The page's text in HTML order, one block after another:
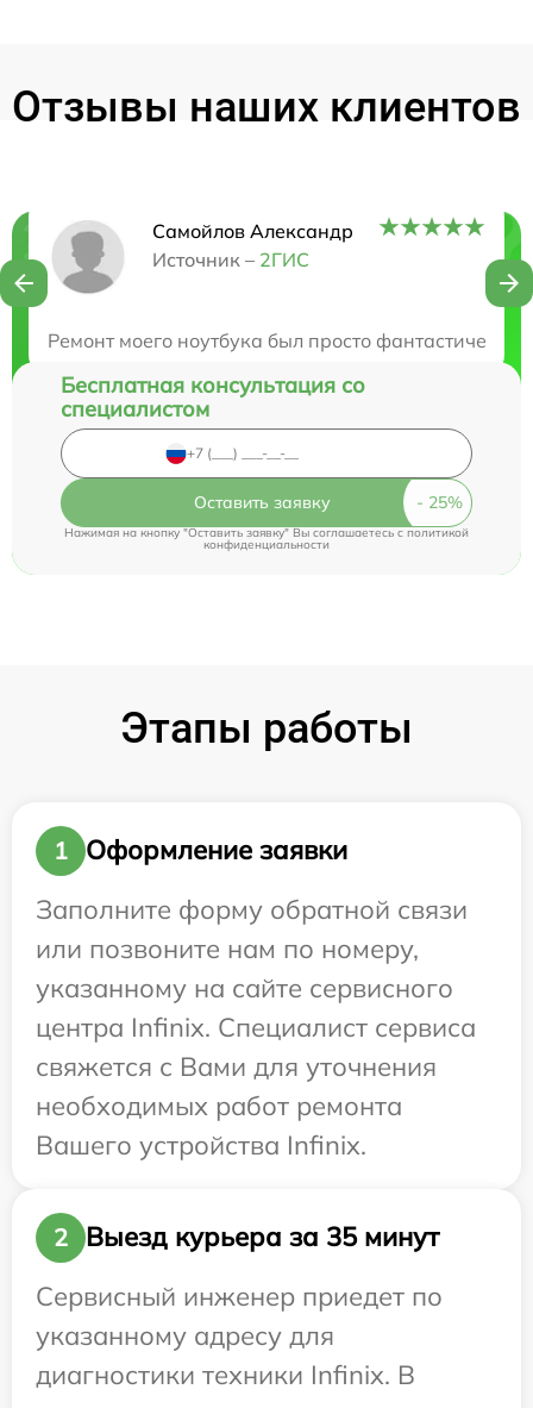
Отзывы наших клиентов
Самойлов Александр
Источник – 2ГИС
Ремонт моего ноутбука был просто
Нужна консультация?
Бесплатная консультация со
специалистом
Оставить заявку
Нажимая на кнопку "Оставить заявку" Вы соглашаетесь cполитикой
конфиденциальности
Этапы работы
1
Оформление заявки
Заполните форму обратной связи
или позвоните нам по номеру,
указанному на сайте сервисного
центра Infinix. Специалист сервиса
свяжется с Вами для уточнения
необходимых работ ремонта
Вашего устройства Infinix.
2
Выезд курьера за 35 минут
Сервисный инженер приедет по
указанному адресу для
диагностики техники Infinix. В